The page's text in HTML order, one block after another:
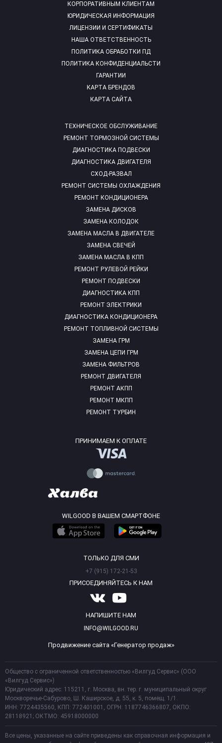
ТЕХНИЧЕСКОЕ ОБСЛУЖИВАНИЕ
РЕМОНТ ТОРМОЗНОЙ СИСТЕМЫ
ДИАГНОСТИКА ПОДВЕСКИ
ДИАГНОСТИКА ДВИГАТЕЛЯ
СХОД-РАЗВАЛ
РЕМОНТ СИСТЕМЫ ОХЛАЖДЕНИЯ
РЕМОНТ КОНДИЦИОНЕРА
ЗАМЕНА ДИСКОВ
ЗАМЕНА КОЛОДОК
ЗАМЕНА МАСЛА В ДВИГАТЕЛЕ
ЗАМЕНА СВЕЧЕЙ
ЗАМЕНА МАСЛА В КПП
РЕМОНТ РУЛЕВОЙ РЕЙКИ
РЕМОНТ ПОДВЕСКИ
ДИАГНОСТИКА КПП
РЕМОНТ ЭЛЕКТРИКИ
ДИАГНОСТИКА КОНДИЦИОНЕРА
РЕМОНТ ТОПЛИВНОЙ СИСТЕМЫ
ЗАМЕНА ГРМ
ЗАМЕНА ЦЕПИ ГРМ
ЗАМЕНА ФИЛЬТРОВ
РЕМОНТ ДВИГАТЕЛЯ
РЕМОНТ АКПП
РЕМОНТ МКПП
РЕМОНТ ТУРБИН
КОРПОРАТИВНЫМ КЛИЕНТАМ
ЮРИДИЧЕСКАЯ ИНФОРМАЦИЯ
ЛИЦЕНЗИИ И СЕРТИФИКАТЫ
НАША ОТВЕТСТВЕННОСТЬ
ПОЛИТИКА ОБРАБОТКИ ПД
ПОЛИТИКА КОНФИДЕНЦИАЛЬСТИ
ГАРАНТИИ
КАРТА БРЕНДОВ
КАРТА САЙТА
ПРИНИМАЕМ К ОПЛАТЕ
WILGOOD В ВАШЕМ СМАРТФОНЕ
ТОЛЬКО ДЛЯ СМИ
+7 (915) 172-21-53
ПРИСОЕДИНЯЙТЕСЬ К НАМ
НАПИШИТЕ НАМ
INFO@WILGOOD.RU
Продвижение сайта «Генератор продаж»
Общество с ограниченной ответственностью «Вилгуд Сервис» (ООО
«Вилгуд Сервис»)
Юридический адрес: 115211, г. Москва, вн. тер. г. муниципальный округ
Москворечье-Сабурово, Ш. Каширское, д. 55, к. 5, помещ. 1/1.
ИНН: 7724435560, КПП: 772401001, ОГРН: 1187746366807, ОКПО:
28118921; ОКТМО: 45918000000
Все цены, указанные на сайте приведены как справочная информация и